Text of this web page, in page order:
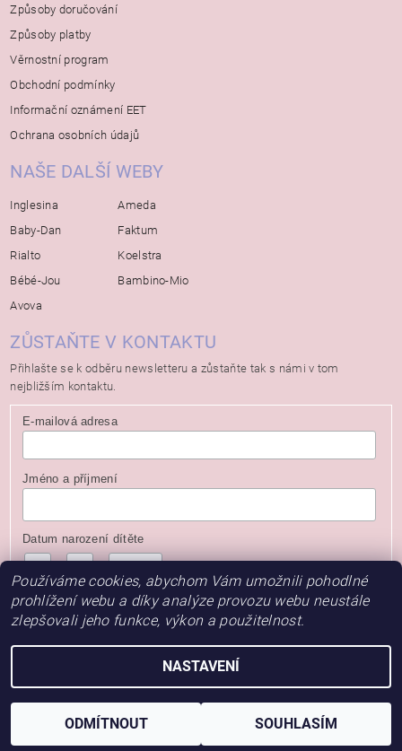
Způsoby doručování
Způsoby platby
Věrnostní program
Obchodní podmínky
Informační oznámení EET
Ochrana osobních údajů
NAŠE DALŠÍ WEBY
Inglesina
Baby-Dan
Rialto
Bébé-Jou
Avova
Ameda
Faktum
Koelstra
Bambino-Mio
ZŮSTAŇTE V KONTAKTU
Přihlašte se k odběru newsletteru a zůstaňte tak s námi v tom
nejbližším kontaktu.
E-mailová adresa
Jméno a příjmení
Datum narození dítěte
2026 © Baby Store, všechna práva vyhrazena
Používáme cookies, abychom Vám umožnili pohodlné
prohlížení webu a díky analýze provozu webu neustále
zlepšovali jeho funkce, výkon a použitelnost.
NASTAVENÍ
ODMÍTNOUT SOUHLASÍM